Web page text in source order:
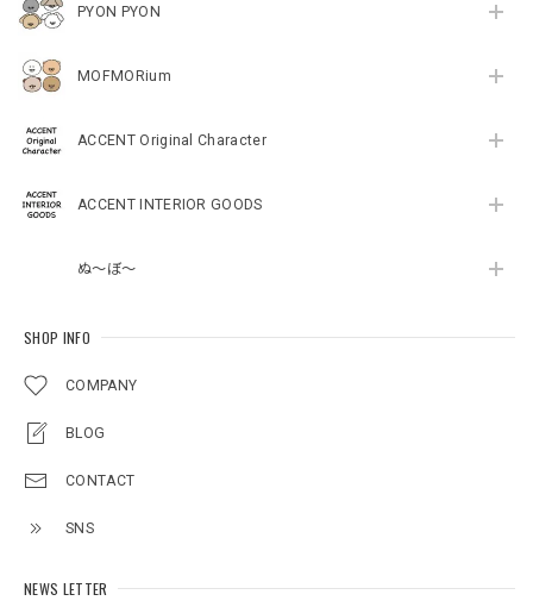
PYON PYON
MOFMORium
ACCENT Original Character
ACCENT INTERIOR GOODS
ぬ～ぼ～
SHOP INFO
COMPANY
BLOG
CONTACT
SNS
NEWS LETTER